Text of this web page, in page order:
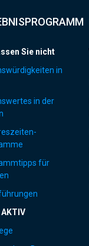
Sie nicht
in
in der
für
AKTIV